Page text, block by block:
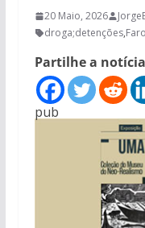
20 Maio, 2026
droga;detenções,Faro
Partilhe a notícia
pub